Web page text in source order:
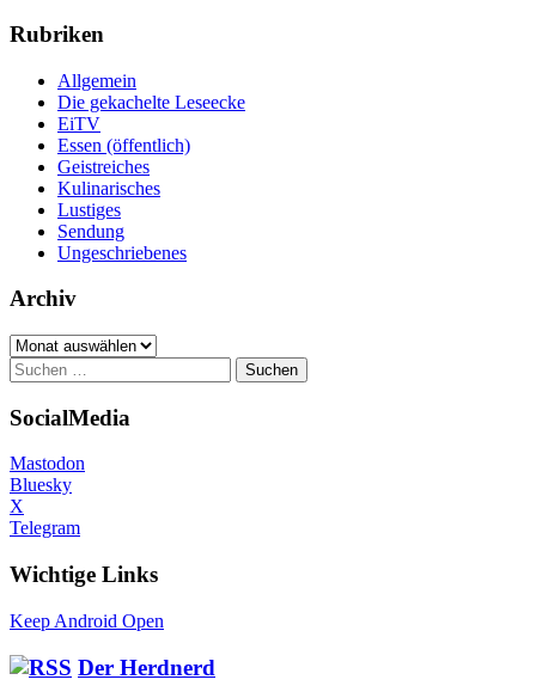
Rubriken
Allgemein
Die gekachelte Leseecke
EiTV
Essen (öffentlich)
Geistreiches
Kulinarisches
Lustiges
Sendung
Ungeschriebenes
Archiv
Archiv
Suchen
nach:
SocialMedia
Mastodon
Bluesky
X
Telegram
Wichtige Links
Keep Android Open
Der Herdnerd